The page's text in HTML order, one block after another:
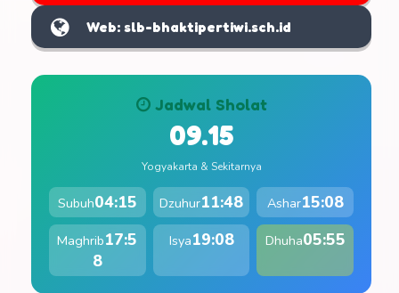
Web: slb-bhaktipertiwi.sch.id
Jadwal Sholat
09.15
Yogyakarta & Sekitarnya
Subuh04:15 Dzuhur11:48 Ashar15:08
Maghrib17:5
8
Isya19:08 Dhuha05:55